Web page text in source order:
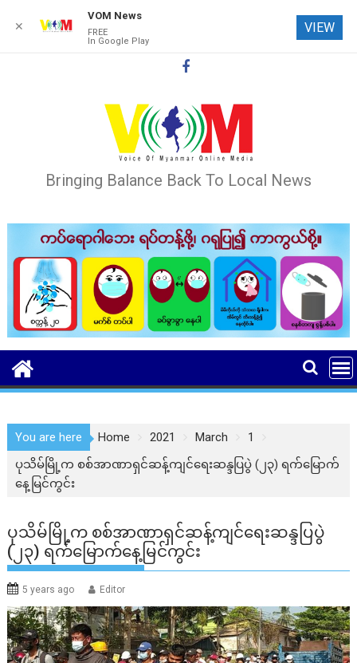
Bringing Balance Back To Local News
You are here Home 2021 March
1
ပုသိမ်မြို့က စစ်အာဏာရှင်ဆန့်ကျင်ရေးဆန္ဒပြပွဲ (၂၃) ရက်မြောက်
နေ့မြင်ကွင်း
ပုသိမ်မြို့က စစ်အာဏာရှင်ဆန့်ကျင်ရေးဆန္ဒပြပွဲ
(၂၃) ရက်မြောက်နေ့မြင်ကွင်း
5 years ago Editor
✕
VOM News
FREE
In Google Play
VIEW